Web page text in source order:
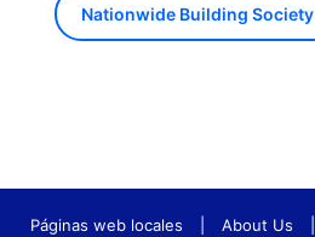
Nationwide Building Society
Páginas web locales About Us